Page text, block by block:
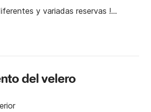
y variadas reservas !
escolares, etc.
del velero